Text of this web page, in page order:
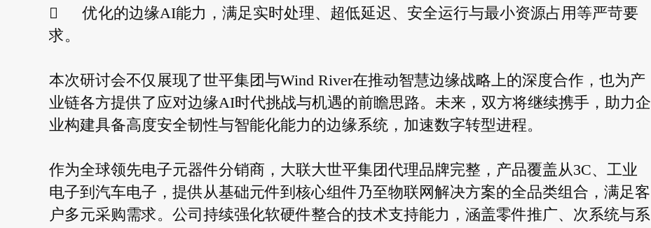

优化的边缘AI能力，满足实时处理、超低延迟、安全运行与最小资源占用等严苛要
求。
本次研讨会不仅展现了世平集团与Wind River在推动智慧边缘战略上的深度合作，也为产
业链各方提供了应对边缘AI时代挑战与机遇的前瞻思路。未来，双方将继续携手，助力企
业构建具备高度安全韧性与智能化能力的边缘系统，加速数字转型进程。
作为全球领先电子元器件分销商，大联大世平集团代理品牌完整，产品覆盖从3C、工业
电子到汽车电子，提供从基础元件到核心组件乃至物联网解决方案的全品类组合，满足客
户多元采购需求。公司持续强化软硬件整合的技术支持能力，涵盖零件推广、次系统与系